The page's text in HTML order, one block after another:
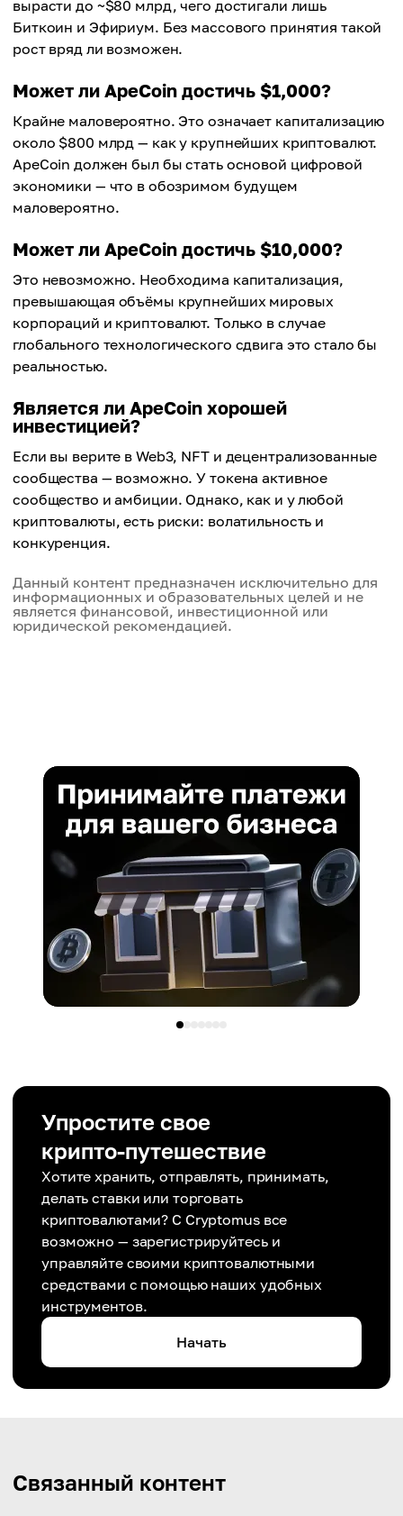
вырасти до ~$80 млрд, чего достигали лишь
Биткоин и Эфириум. Без массового принятия такой
рост вряд ли возможен.
Может ли ApeCoin достичь $1,000?
Крайне маловероятно. Это означает капитализацию
около $800 млрд — как у крупнейших криптовалют.
ApeCoin должен был бы стать основой цифровой
экономики — что в обозримом будущем
маловероятно.
Может ли ApeCoin достичь $10,000?
Это невозможно. Необходима капитализация,
превышающая объёмы крупнейших мировых
корпораций и криптовалют. Только в случае
глобального технологического сдвига это стало бы
реальностью.
Является ли ApeCoin хорошей
инвестицией?
Если вы верите в Web3, NFT и децентрализованные
сообщества — возможно. У токена активное
сообщество и амбиции. Однако, как и у любой
криптовалюты, есть риски: волатильность и
конкуренция.
Данный контент предназначен исключительно для
информационных и образовательных целей и не
является финансовой, инвестиционной или
юридической рекомендацией.
Упростите свое
крипто-путешествие
Хотите хранить, отправлять, принимать,
делать ставки или торговать
криптовалютами? С Cryptomus все
возможно — зарегистрируйтесь и
управляйте своими криптовалютными
средствами с помощью наших удобных
инструментов.
Начать
Связанный контент